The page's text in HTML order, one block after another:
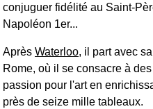
conjuguer fidélité au Saint-
Napoléon 1er...
Après Waterloo, il part avec
Rome, où il se consacre à
passion pour l'art en
près de seize mille tableaux.